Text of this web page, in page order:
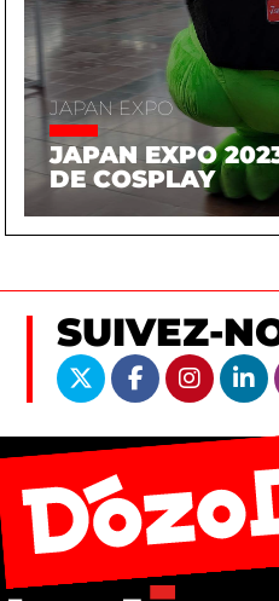
JAPAN EXPO
JAPAN EXPO
DE COSPLAY
SUIVEZ-